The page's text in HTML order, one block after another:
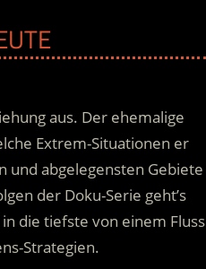
aus. Der ehemalige
Extrem-Situationen er
und abgelegensten Gebiete
der Doku-Serie geht’s
in die tiefste von einem Fluss
Strategien.